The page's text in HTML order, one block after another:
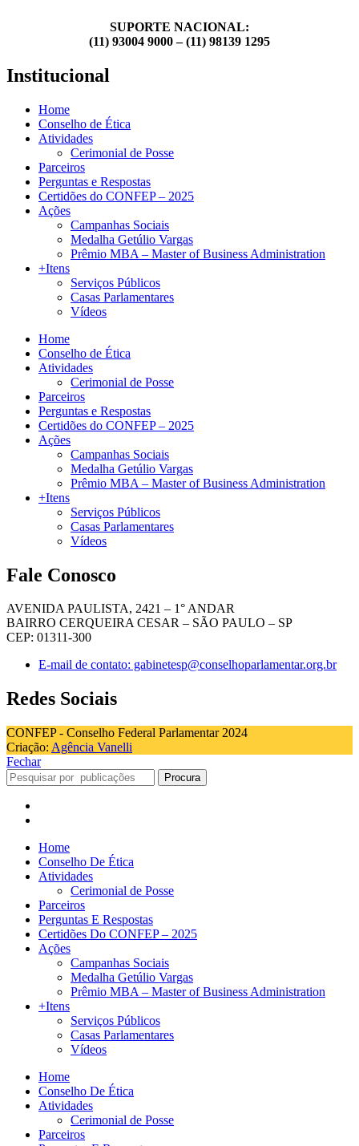
SUPORTE NACIONAL:
(11) 93004 9000 – (11) 98139 1295
Institucional
Home
Conselho de Ética
Atividades
Cerimonial de Posse
Parceiros
Perguntas e Respostas
Certidões do CONFEP – 2025
Ações
Campanhas Sociais
Medalha Getúlio Vargas
Prêmio MBA – Master of Business Administration
+Itens
Serviços Públicos
Casas Parlamentares
Vídeos
Home
Conselho de Ética
Atividades
Cerimonial de Posse
Parceiros
Perguntas e Respostas
Certidões do CONFEP – 2025
Ações
Campanhas Sociais
Medalha Getúlio Vargas
Prêmio MBA – Master of Business Administration
+Itens
Serviços Públicos
Casas Parlamentares
Vídeos
Fale Conosco
AVENIDA PAULISTA, 2421 – 1° ANDAR
BAIRRO CERQUEIRA CESAR – SÃO PAULO – SP
CEP: 01311-300
E-mail de contato: gabinetesp@conselhoparlamentar.org.br
Redes Sociais
CONFEP - Conselho Federal Parlamentar 2024
Criação: Agência Vanelli
Fechar
Procura
Home
Conselho De Ética
Atividades
Cerimonial de Posse
Parceiros
Perguntas E Respostas
Certidões Do CONFEP – 2025
Ações
Campanhas Sociais
Medalha Getúlio Vargas
Prêmio MBA – Master of Business Administration
+Itens
Serviços Públicos
Casas Parlamentares
Vídeos
Home
Conselho De Ética
Atividades
Cerimonial de Posse
Parceiros